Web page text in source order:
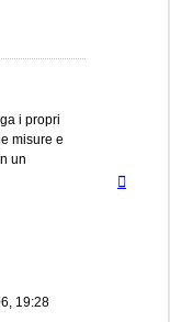
i propri
misure e
un
19:28